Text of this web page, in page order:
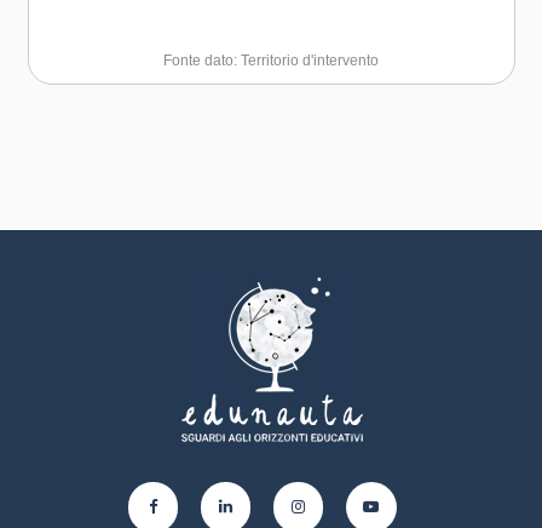
Fonte dato: Territorio d'intervento